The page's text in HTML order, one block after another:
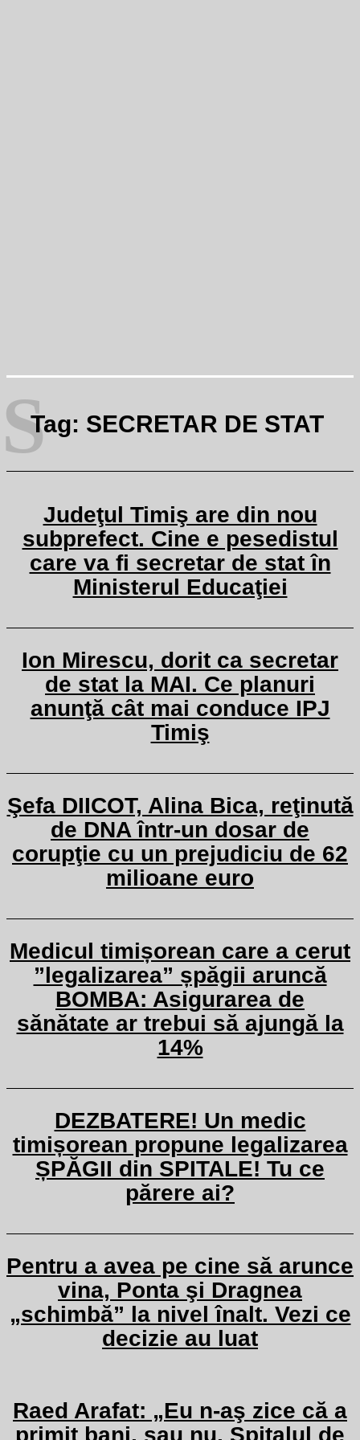
Tag: SECRETAR DE STAT
S
Judeţul Timiş are din nou
subprefect. Cine e pesedistul
care va fi secretar de stat în
Ministerul Educaţiei
Ion Mirescu, dorit ca secretar
de stat la MAI. Ce planuri
anunţă cât mai conduce IPJ
Timiş
Şefa DIICOT, Alina Bica, reţinută
de DNA într-un dosar de
corupţie cu un prejudiciu de 62
milioane euro
Medicul timișorean care a cerut
”legalizarea” șpăgii aruncă
BOMBA: Asigurarea de
sănătate ar trebui să ajungă la
14%
DEZBATERE! Un medic
timișorean propune legalizarea
ȘPĂGII din SPITALE! Tu ce
părere ai?
Pentru a avea pe cine să arunce
vina, Ponta şi Dragnea
„schimbă” la nivel înalt. Vezi ce
decizie au luat
Raed Arafat: „Eu n-aş zice că a
primit bani, sau nu, Spitalul de